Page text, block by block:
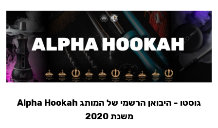
גוסטו - היבואן הרשמי של המותג Alpha Hookah
משנת 2020